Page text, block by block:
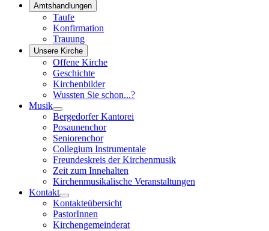
Amtshandlungen
Taufe
Konfirmation
Trauung
Unsere Kirche
Offene Kirche
Geschichte
Kirchenbilder
Wussten Sie schon...?
Musik
Bergedorfer Kantorei
Posaunenchor
Seniorenchor
Collegium Instrumentale
Freundeskreis der Kirchenmusik
Zeit zum Innehalten
Kirchenmusikalische Veranstaltungen
Kontakt
Kontakteübersicht
PastorInnen
Kirchengemeinderat